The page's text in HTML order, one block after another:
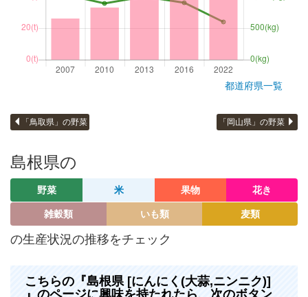
都道府県一覧
「鳥取県」の野菜 「岡山県」の野菜
島根県の
野菜 米 果物 花き
雑穀類 いも類 麦類
の生産状況の推移をチェック
こちらの『島根県 [にんにく(大蒜,ニンニク)]